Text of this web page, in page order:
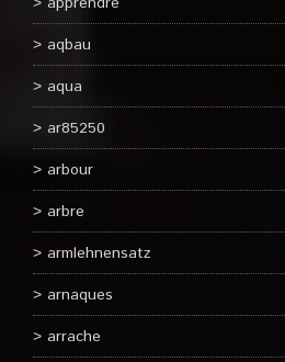
aqbau
aqua
ar85250
arbour
arbre
armlehnensatz
arnaques
arrache